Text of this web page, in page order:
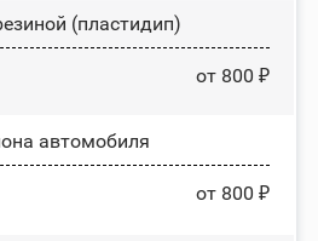
(пластидип)
от 800 ₽
автомобиля
от 800 ₽